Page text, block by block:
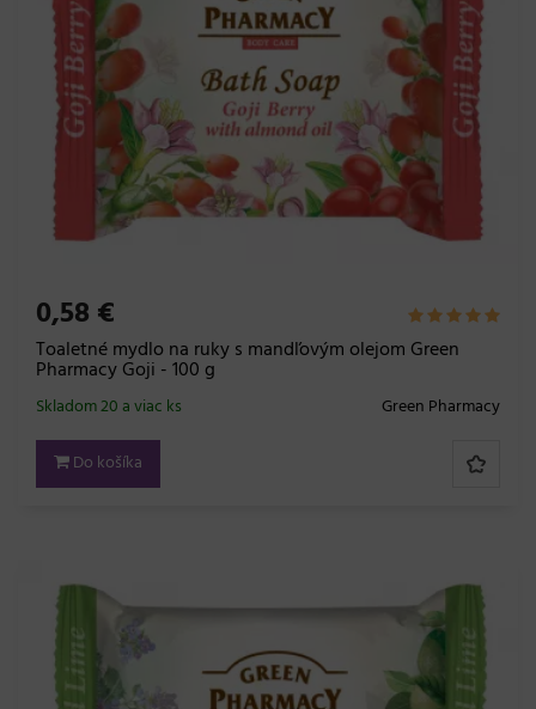
0,58 €
Toaletné mydlo na ruky s mandľovým olejom Green
Pharmacy Goji - 100 g
Green Pharmacy
Skladom 20 a viac ks
Do košíka